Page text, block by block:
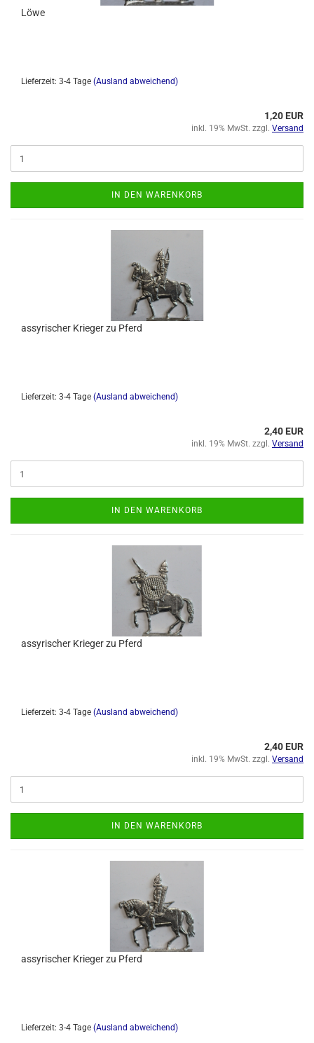
Löwe
Lieferzeit: 3-4 Tage (Ausland abweichend)
1,20 EUR
inkl. 19% MwSt. zzgl. Versand
IN DEN WARENKORB
assyrischer Krieger zu Pferd
Lieferzeit: 3-4 Tage (Ausland abweichend)
2,40 EUR
inkl. 19% MwSt. zzgl. Versand
IN DEN WARENKORB
assyrischer Krieger zu Pferd
Lieferzeit: 3-4 Tage (Ausland abweichend)
2,40 EUR
inkl. 19% MwSt. zzgl. Versand
IN DEN WARENKORB
assyrischer Krieger zu Pferd
Lieferzeit: 3-4 Tage (Ausland abweichend)